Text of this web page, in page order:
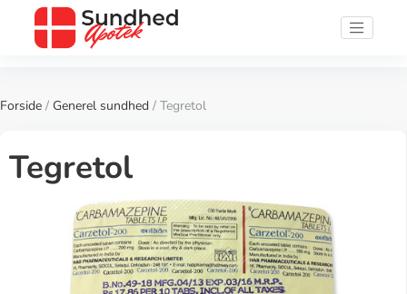
Forside / Generel sundhed / Tegretol
Tegretol